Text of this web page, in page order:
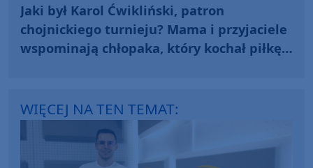
Jaki był Karol Ćwikliński, patron
chojnickiego turnieju? Mama i przyjaciele
wspominają chłopaka, który kochał piłkę
WIĘCEJ NA TEN TEMAT: